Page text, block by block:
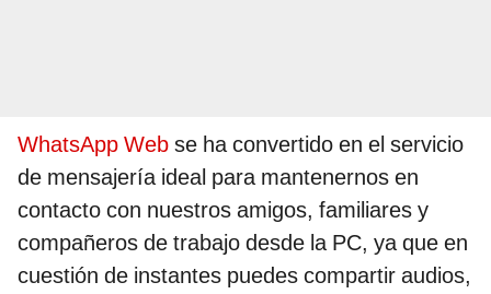
WhatsApp Web se ha convertido en el servicio
de mensajería ideal para mantenernos en
contacto con nuestros amigos, familiares y
compañeros de trabajo desde la PC, ya que en
cuestión de instantes puedes compartir audios,